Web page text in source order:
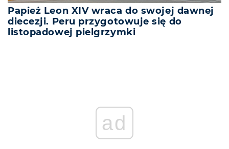
Papież Leon XIV wraca do swojej dawnej
diecezji. Peru przygotowuje się do
listopadowej pielgrzymki
ad